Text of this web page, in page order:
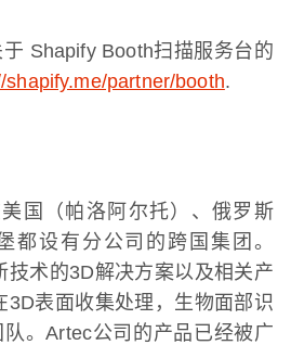
Shapify Booth扫描服务台的
shapify.me/partner/booth.
国（帕洛阿尔托）、俄罗斯
都设有分公司的跨国集团。
技术的3D解决方案以及相关产
3D表面收集处理，生物面部识
队。Artec公司的产品已经被广